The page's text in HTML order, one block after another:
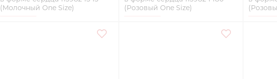
(Молочный One Size)
(Розовый One Size)